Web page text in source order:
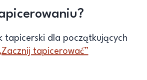
tapicerski dla początkujących
tapicerować”